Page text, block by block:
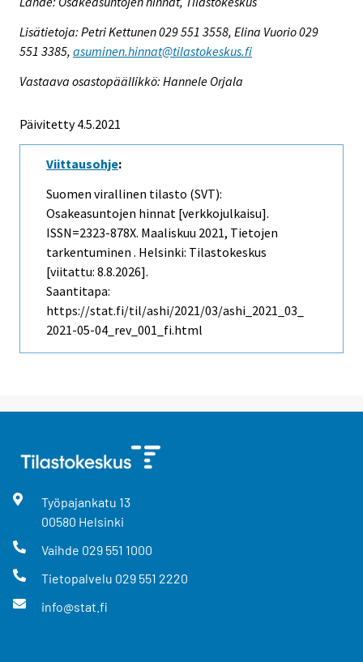
Lisätietoja: Petri Kettunen 029 551 3558, Elina Vuorio 029
551 3385, asuminen.hinnat@tilastokeskus.fi
Vastaava osastopäällikkö: Hannele Orjala
Päivitetty 4.5.2021
Viittausohje:
Suomen virallinen tilasto (SVT):
Osakeasuntojen hinnat [verkkojulkaisu].
ISSN=2323-878X. Maaliskuu 2021, Tietojen
tarkentuminen . Helsinki: Tilastokeskus
[viitattu: 8.8.2026].
Saantitapa:
https://stat.fi/til/ashi/2021/03/ashi_2021_03_
2021-05-04_rev_001_fi.html
Työpajankatu 13
00580 Helsinki
Vaihde 029 551 1000
Tietopalvelu 029 551 2220
info@stat.fi